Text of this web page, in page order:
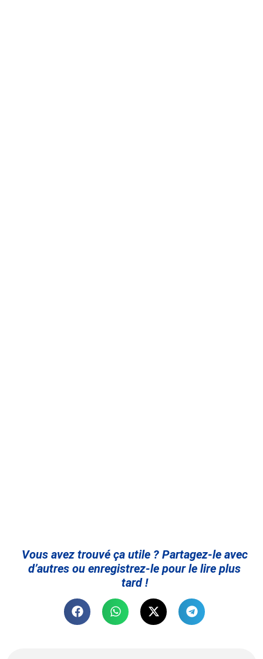
Vous avez trouvé ça utile ? Partagez-le avec
d’autres ou enregistrez-le pour le lire plus
tard !